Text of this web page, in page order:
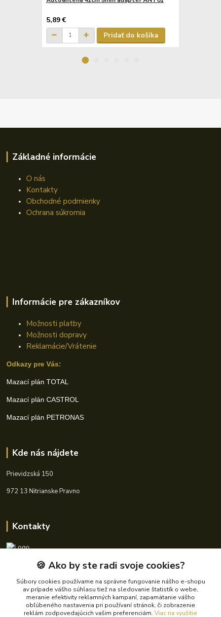
5,89 €
Pridať do košíka
Základné informácie
O nás
Kontakty
Obchodné podmienky
Ochrana súkromia
Informácie pre zákazníkov
Možnosti platby
Možnosti dopravy
Reklamácie/Vrátenie
Odkazy pre Vás:
Mazací plán TOTAL
Mazací plán CASTROL
Mazací plán PETRONAS
Kde nás nájdete
Prievidzská 150
972 13 Nitrianske Pravno
Kontakty
+421 940 621 185
info@autoking.sk
🍪 Ako by ste radi svoje cookies?
Súbory cookies používame na správne fungovanie nášho e-shopu
av prípade vášho súhlasu tiež na sledovanie štatistík o webe,
meranie efektivity reklamných kampaní, zapamätanie vášho
obľúbeného nastavenia pri používaní stránok, či zobrazenie
reklám zodpovedajúcich vašim preferenciám. Viac na využitie